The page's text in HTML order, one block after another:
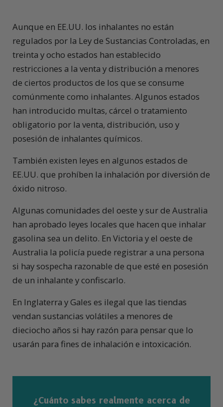
Aunque en EE.UU. los inhalantes no están
regulados por la Ley de Sustancias Controladas, en
treinta y ocho estados han establecido
restricciones a la venta y distribución a menores
de ciertos productos de los que se consume
comúnmente como inhalantes. Algunos estados
han introducido multas, cárcel o tratamiento
obligatorio por la venta, distribución, uso y
posesión de inhalantes químicos.
También existen leyes en algunos estados de
EE.UU. que prohíben la inhalación por diversión de
óxido nitroso.
Algunas comunidades del oeste y sur de Australia
han aprobado leyes locales que hacen que inhalar
gasolina sea un delito. En Victoria y el oeste de
Australia la policía puede registrar a una persona
si hay sospecha razonable de que esté en posesión
de un inhalante y confiscarlo.
En Inglaterra y Gales es ilegal que las tiendas
vendan sustancias volátiles a menores de
dieciocho años si hay razón para pensar que lo
usarán para fines de inhalación e intoxicación.
¿Cuánto sabes realmente acerca de